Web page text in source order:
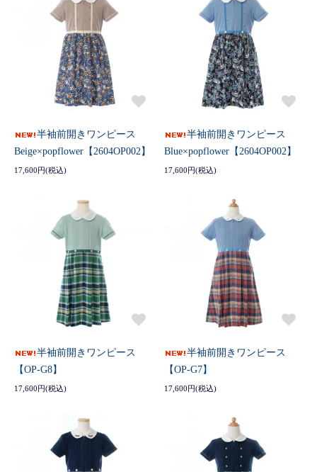
半袖前開きワンピース
Beige×popflower【2604OP002】
17,600円(税込)
半袖前開きワンピース
Blue×popflower【2604OP002】
17,600円(税込)
半袖前開きワンピース
【OP-G8】
17,600円(税込)
半袖前開きワンピース
【OP-G7】
17,600円(税込)